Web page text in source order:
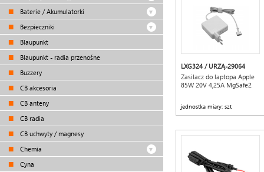
Baterie / Akumulatorki
Bezpieczniki
Blaupunkt
Blaupunkt - radia przenośne
Buzzery
CB akcesoria
CB anteny
CB radia
CB uchwyty / magnesy
Chemia
Cyna
LXG324 / URZĄ-29064
Zasilacz do laptopa Apple
85W 20V 4,25A MgSafe2
jednostka miary: szt